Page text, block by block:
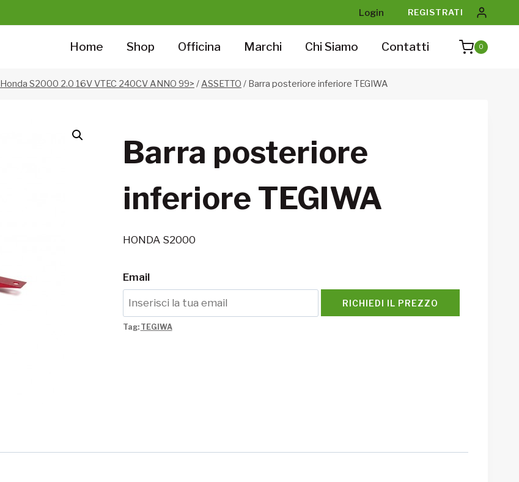
Login REGISTRATI
Home Shop Officina Marchi Chi Siamo Contatti 0
Honda S2000 2.0 16V VTEC 240CV ANNO 99> /ASSETTO / Barra posteriore inferiore TEGIWA
Barra posteriore
inferiore TEGIWA
HONDA S2000
Email
RICHIEDI IL PREZZO
Tag: TEGIWA